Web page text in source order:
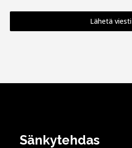
Lähetä viesti
Sänkytehdas